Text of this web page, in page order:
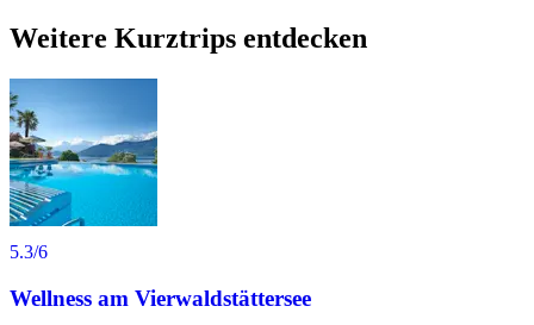
Weitere Kurztrips entdecken
5.3/6
Wellness am Vierwaldstättersee